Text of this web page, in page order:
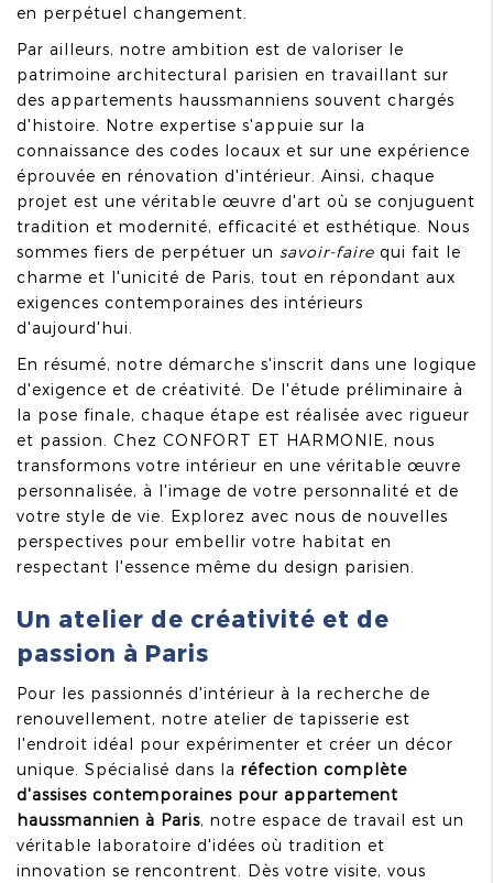
en perpétuel changement.
Par ailleurs, notre ambition est de valoriser le
patrimoine architectural parisien en travaillant sur
des appartements haussmanniens souvent chargés
d'histoire. Notre expertise s'appuie sur la
connaissance des codes locaux et sur une expérience
éprouvée en rénovation d'intérieur. Ainsi, chaque
projet est une véritable œuvre d'art où se conjuguent
tradition et modernité, efficacité et esthétique. Nous
sommes fiers de perpétuer un savoir-faire qui fait le
charme et l'unicité de Paris, tout en répondant aux
exigences contemporaines des intérieurs
d'aujourd'hui.
En résumé, notre démarche s'inscrit dans une logique
d'exigence et de créativité. De l'étude préliminaire à
la pose finale, chaque étape est réalisée avec rigueur
et passion. Chez CONFORT ET HARMONIE, nous
transformons votre intérieur en une véritable œuvre
personnalisée, à l'image de votre personnalité et de
votre style de vie. Explorez avec nous de nouvelles
perspectives pour embellir votre habitat en
respectant l'essence même du design parisien.
Un atelier de créativité et de
passion à Paris
Pour les passionnés d'intérieur à la recherche de
renouvellement, notre atelier de tapisserie est
l'endroit idéal pour expérimenter et créer un décor
unique. Spécialisé dans la réfection complète
d'assises contemporaines pour appartement
haussmannien à Paris, notre espace de travail est un
véritable laboratoire d'idées où tradition et
innovation se rencontrent. Dès votre visite, vous